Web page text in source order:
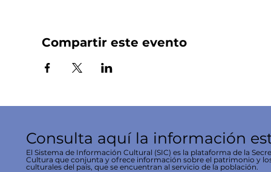
Compartir este evento
Consulta aquí la información
El Sistema de Información Cultural (SIC) es la plataforma de la
Cultura que conjunta y ofrece información sobre el patrimonio y
culturales del país, que se encuentran al servicio de la población.